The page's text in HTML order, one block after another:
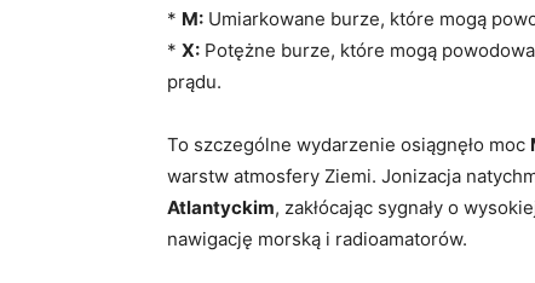
* M: Umiarkowane burze, które mogą
* X: Potężne burze, które mogą
prądu.
To szczególne wydarzenie osiągnęło moc
warstw atmosfery Ziemi. Jonizacja
Atlantyckim, zakłócając sygnały o
nawigację morską i radioamatorów.